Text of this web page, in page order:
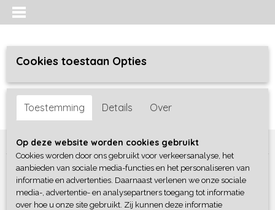
Inloggen Registreren
Home >Baby lifestyle>Knuffels / Poppen>Knuffel Lama
Cookies toestaan Opties
Toestemming Details Over
Op deze website worden cookies gebruikt
Cookies worden door ons gebruikt voor verkeersanalyse, het
aanbieden van sociale media-functies en het personaliseren van
informatie en advertenties. Daarnaast verlenen we onze sociale
media-, advertentie- en analysepartners toegang tot informatie
over hoe u onze site gebruikt. Zij kunnen deze informatie